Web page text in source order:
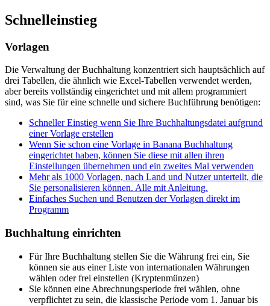
Schnelleinstieg
Vorlagen
Die Verwaltung der Buchhaltung konzentriert sich hauptsächlich auf
drei Tabellen, die ähnlich wie Excel-Tabellen verwendet werden,
aber bereits vollständig eingerichtet und mit allem programmiert
sind, was Sie für eine schnelle und sichere Buchführung benötigen:
Schneller Einstieg wenn Sie Ihre Buchhaltungsdatei aufgrund
einer Vorlage erstellen
Wenn Sie schon eine Vorlage in Banana Buchhaltung
eingerichtet haben, können Sie diese mit allen ihren
Einstellungen übernehmen und ein zweites Mal verwenden
Mehr als 1000 Vorlagen, nach Land und Nutzer unterteilt, die
Sie personalisieren können. Alle mit Anleitung.
Einfaches Suchen und Benutzen der Vorlagen direkt im
Programm
Buchhaltung einrichten
Für Ihre Buchhaltung stellen Sie die Währung frei ein, Sie
können sie aus einer Liste von internationalen Währungen
wählen oder frei einstellen (Kryptenmünzen)
Sie können eine Abrechnungsperiode frei wählen, ohne
verpflichtet zu sein, die klassische Periode vom 1. Januar bis